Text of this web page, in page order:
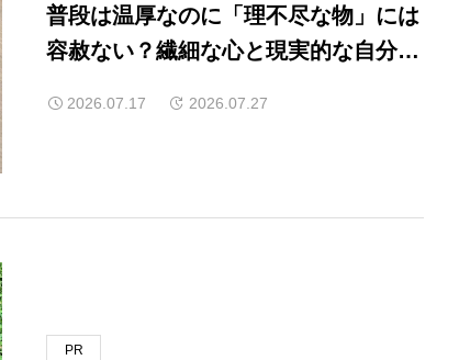
普段は温厚なのに「理不尽な物」には
容赦ない？繊細な心と現実的な自分が
2026.07.17 2026.07.27
PR